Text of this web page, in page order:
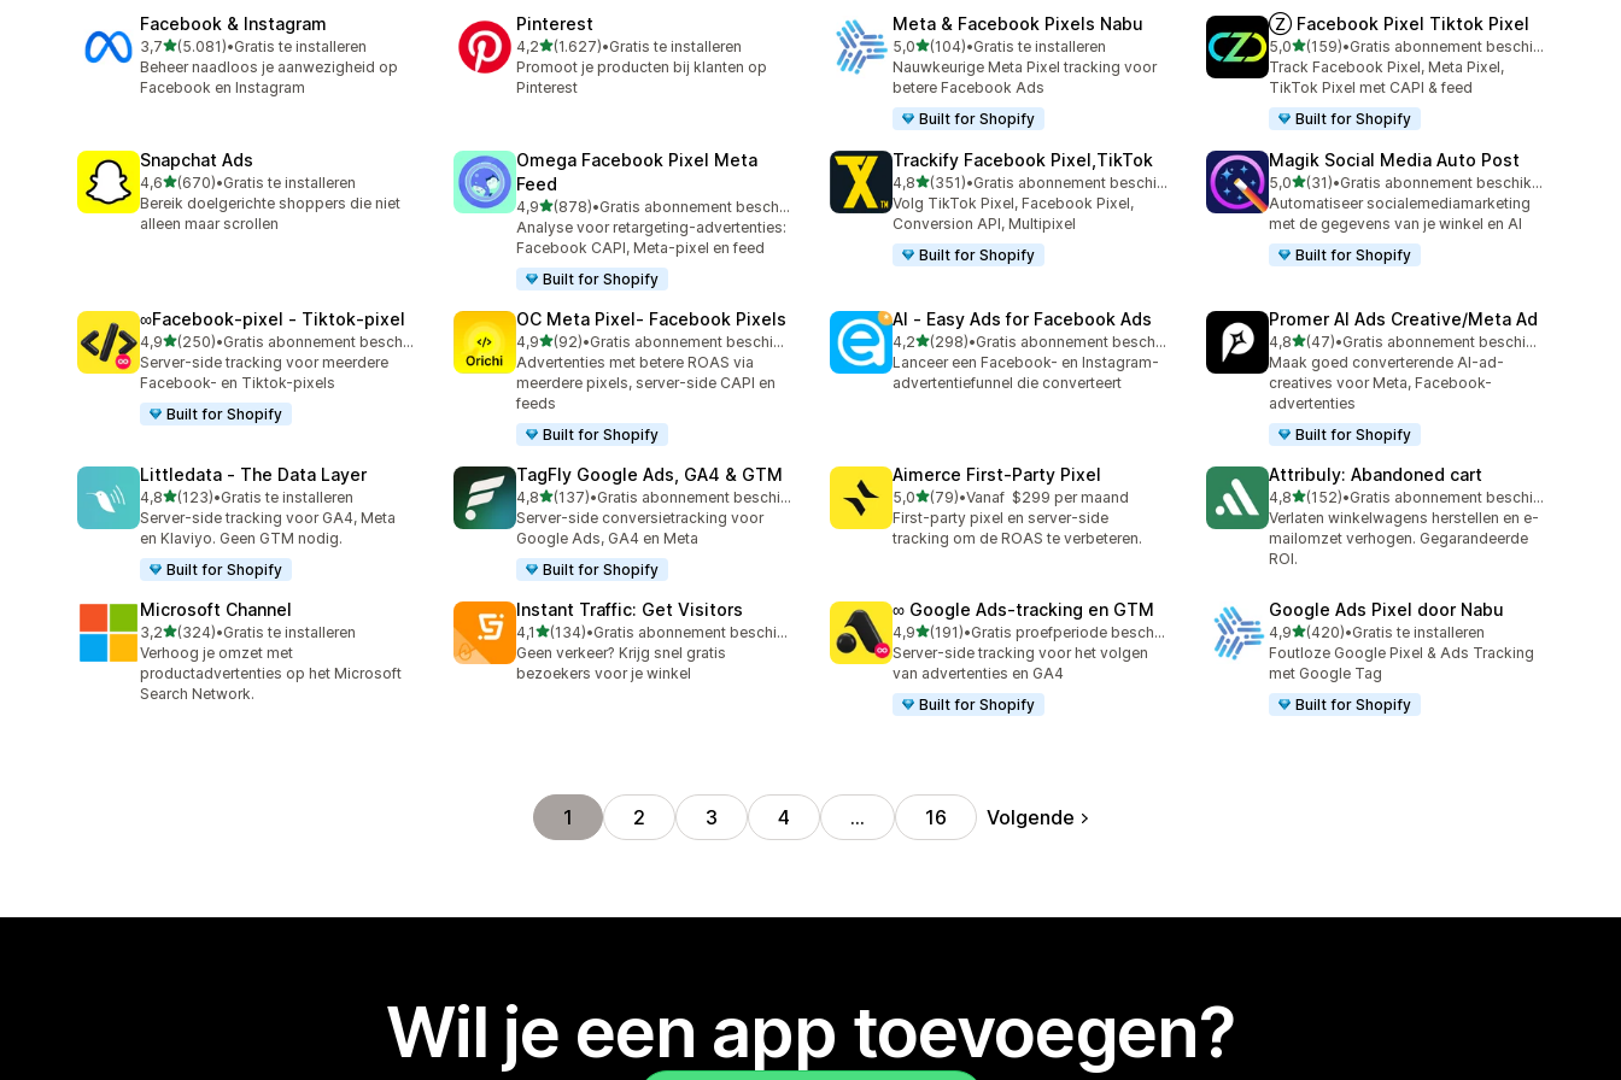
Facebook & Instagram
3,7van 5 sterren
(5.081)
5081 recensies in totaal
•Gratis te installeren
Beheer naadloos je aanwezigheid op
Facebook en Instagram
Pinterest
4,2van 5 sterren
(1.627)
1627 recensies in totaal
•Gratis te installeren
Promoot je producten bij klanten op
Pinterest
Meta & Facebook Pixels Nabu
5,0van 5 sterren
(104)
104 recensies in totaal
•Gratis te installeren
Nauwkeurige Meta Pixel tracking voor
betere Facebook Ads
Built for Shopify
Ⓩ Facebook Pixel Tiktok Pixel
5,0van 5 sterren
(159)
159 recensies in totaal
•
Gratis abonnement beschikbaar
Track Facebook Pixel, Meta Pixel,
TikTok Pixel met CAPI & feed
Built for Shopify
Snapchat Ads
4,6van 5 sterren
(670)
670 recensies in totaal
•Gratis te installeren
Bereik doelgerichte shoppers die niet
alleen maar scrollen
Omega Facebook Pixel Meta
Feed
4,9van 5 sterren
(878)
878 recensies in totaal
•
Gratis abonnement beschikbaar
Analyse voor retargeting-advertenties:
Facebook CAPI, Meta-pixel en feed
Built for Shopify
Trackify Facebook Pixel,TikTok
4,8van 5 sterren
(351)
351 recensies in totaal
•
Gratis abonnement beschikbaar
Volg TikTok Pixel, Facebook Pixel,
Conversion API, Multipixel
Built for Shopify
Magik Social Media Auto Post
5,0van 5 sterren
(31)
31 recensies in totaal
•
Gratis abonnement beschikbaar
Automatiseer socialemediamarketing
met de gegevens van je winkel en AI
Built for Shopify
∞Facebook‑pixel ‑ Tiktok‑pixel
4,9van 5 sterren
(250)
250 recensies in totaal
•
Gratis abonnement beschikbaar
Server-side tracking voor meerdere
Facebook- en Tiktok-pixels
Built for Shopify
OC Meta Pixel‑ Facebook Pixels
4,9van 5 sterren
(92)
92 recensies in totaal
•
Gratis abonnement beschikbaar
Advertenties met betere ROAS via
meerdere pixels, server-side CAPI en
feeds
Built for Shopify
AI ‑ Easy Ads for Facebook Ads
4,2van 5 sterren
(298)
298 recensies in totaal
•
Gratis abonnement beschikbaar
Lanceer een Facebook- en Instagram-
advertentiefunnel die converteert
Promer AI Ads Creative/Meta Ad
4,8van 5 sterren
(47)
47 recensies in totaal
•
Gratis abonnement beschikbaar
Maak goed converterende AI-ad-
creatives voor Meta, Facebook-
advertenties
Built for Shopify
Littledata ‑ The Data Layer
4,8van 5 sterren
(123)
123 recensies in totaal
•Gratis te installeren
Server-side tracking voor GA4, Meta
en Klaviyo. Geen GTM nodig.
Built for Shopify
TagFly Google Ads, GA4 & GTM
4,8van 5 sterren
(137)
137 recensies in totaal
•
Gratis abonnement beschikbaar
Server-side conversietracking voor
Google Ads, GA4 en Meta
Built for Shopify
Aimerce First‑Party Pixel
5,0van 5 sterren
(79)
79 recensies in totaal
•Vanaf $299 per maand
First-party pixel en server-side
tracking om de ROAS te verbeteren.
Attribuly: Abandoned cart
4,8van 5 sterren
(152)
152 recensies in totaal
•
Gratis abonnement beschikbaar
Verlaten winkelwagens herstellen en e-
mailomzet verhogen. Gegarandeerde
ROI.
Microsoft Channel
3,2van 5 sterren
(324)
324 recensies in totaal
•Gratis te installeren
Verhoog je omzet met
productadvertenties op het Microsoft
Search Network.
Instant Traffic: Get Visitors
4,1van 5 sterren
(134)
134 recensies in totaal
•
Gratis abonnement beschikbaar
Geen verkeer? Krijg snel gratis
bezoekers voor je winkel
∞ Google Ads‑tracking en GTM
4,9van 5 sterren
(191)
191 recensies in totaal
•
Gratis proefperiode beschikbaar
Server-side tracking voor het volgen
van advertenties en GA4
Built for Shopify
Google Ads Pixel door Nabu
4,9van 5 sterren
(420)
420 recensies in totaal
•Gratis te installeren
Foutloze Google Pixel & Ads Tracking
met Google Tag
Built for Shopify
1 2 3 4 … 16 Volgende
Wil je een app toevoegen?